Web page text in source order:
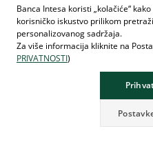
Banca Intesa koristi „kolačiće“
korisničko iskustvo prilikom
personalizovanog sadržaja.
Za više informacija kliknite na
PRIVATNOSTI)